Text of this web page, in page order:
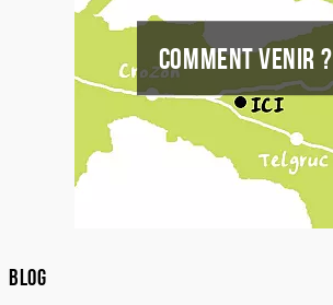
COMMENT VENIR ?
BLOG